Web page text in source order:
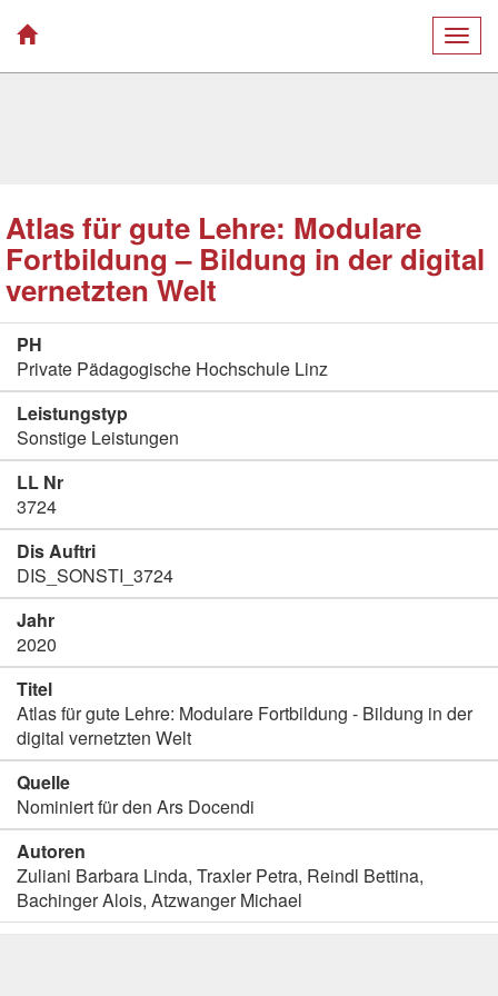
Atlas für gute Lehre: Modulare
Fortbildung – Bildung in der digital
vernetzten Welt
PH
Private Pädagogische Hochschule Linz
Leistungstyp
Sonstige Leistungen
LL Nr
3724
Dis Auftri
DIS_SONSTI_3724
Jahr
2020
Titel
Atlas für gute Lehre: Modulare Fortbildung - Bildung in der
digital vernetzten Welt
Quelle
Nominiert für den Ars Docendi
Autoren
Zuliani Barbara Linda, Traxler Petra, Reindl Bettina,
Bachinger Alois, Atzwanger Michael